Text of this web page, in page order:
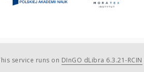
service runs on DInGO dLibra 6.3.21-RCIN